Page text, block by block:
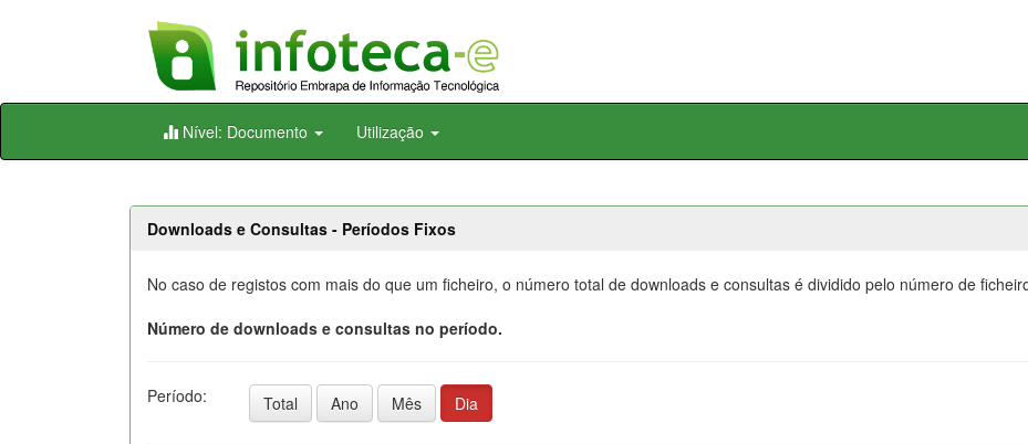
Skip
Nível: Documento Utilização
Downloads e Consultas - Períodos Fixos
No caso de registos com mais do que um ficheiro, o número total de downloads e consultas é dividido pelo número de
Número de downloads e consultas no período.
Período: Total Ano Mês Dia